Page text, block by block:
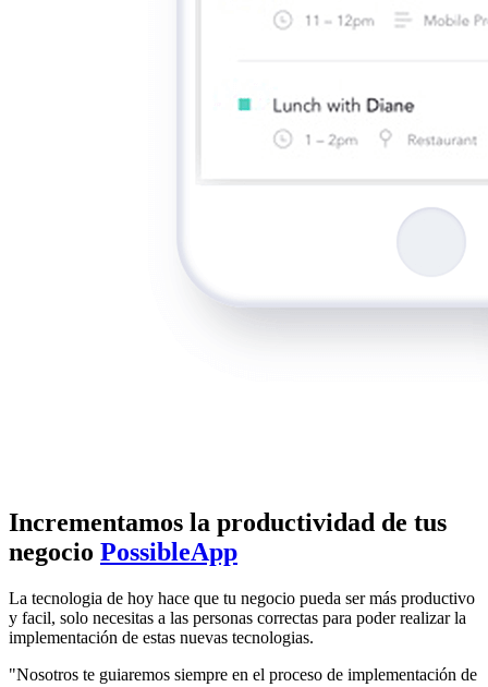
Incrementamos la productividad de tus
negocio PossibleApp
La tecnologia de hoy hace que tu negocio pueda ser más productivo
y facil, solo necesitas a las personas correctas para poder realizar la
implementación de estas nuevas tecnologias.
"Nosotros te guiaremos siempre en el proceso de implementación de